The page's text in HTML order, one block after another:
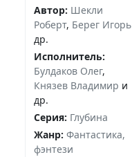
Автор: Шекли
Роберт, Берег Игорь
др.
Исполнитель:
Булдаков Олег,
Князев Владимир и
др.
Серия: Глубина
Жанр: Фантастика,
фэнтези